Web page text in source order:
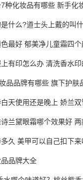
种化妆品有哪些 新手化
什么?道士头上戴的叫
最好 郁美净儿童霜四个
有印怎么办 清洗香水
品品牌有哪些 旗下护肤
天使用还是晚上 娇兰
兰黛眼霜哪个效果好
久 美甲可以自己扣下来
品牌大全